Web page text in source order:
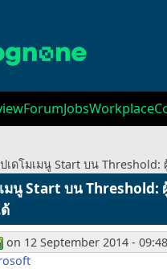
ForumJobsWorkplace
เดโมเมนู Start บน Threshold:
มนู Start บน Threshold:
on 12 September 2014 - 09:48